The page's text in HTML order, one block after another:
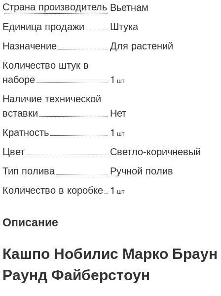
Страна производитель Вьетнам
Единица продажи
Штука
Назначение
Для растений
Количество штук в
наборе
1 шт
Наличие технической
вставки
Нет
Кратность
1 шт
Цвет
Светло-коричневый
Тип полива
Ручной полив
Количество в коробке 1 шт
Описание
Кашпо Нобилис Марко Браун
Раунд Файберстоун